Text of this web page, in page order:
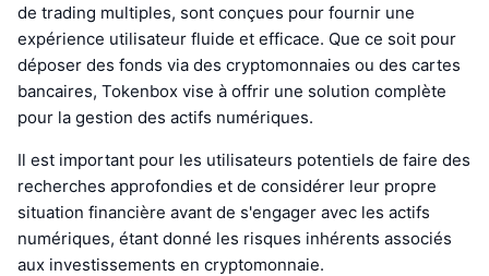
de trading multiples, sont conçues pour fournir une
expérience utilisateur fluide et efficace. Que ce soit pour
déposer des fonds via des cryptomonnaies ou des cartes
bancaires, Tokenbox vise à offrir une solution complète
pour la gestion des actifs numériques.
Il est important pour les utilisateurs potentiels de faire des
recherches approfondies et de considérer leur propre
situation financière avant de s'engager avec les actifs
numériques, étant donné les risques inhérents associés
aux investissements en cryptomonnaie.